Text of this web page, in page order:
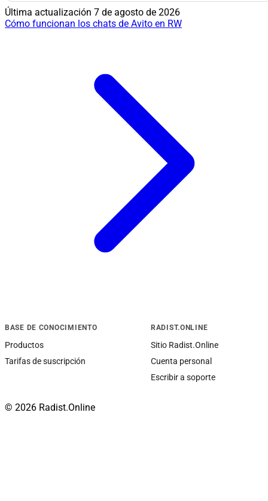
Última actualización 7 de agosto de 2026
Cómo funcionan los chats de Avito en RW
BASE DE CONOCIMIENTO
Productos
Tarifas de suscripción
RADIST.ONLINE
Sitio Radist.Online
Cuenta personal
Escribir a soporte
© 2026 Radist.Online